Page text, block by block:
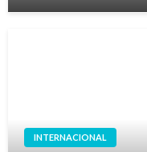
INTERNACIONAL